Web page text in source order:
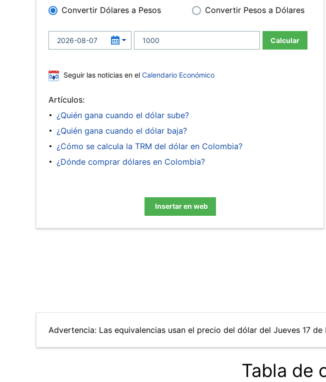
Convertir Dólares a Pesos Convertir Pesos a Dólares
Calcular
Seguir las noticias en el Calendario Económico
Artículos:
¿Quién gana cuando el dólar sube?
¿Quién gana cuando el dólar baja?
¿Cómo se calcula la TRM del dólar en Colombia?
¿Dónde comprar dólares en Colombia?
Insertar en web
Advertencia: Las equivalencias usan el precio del dólar del Jueves 17
Tabla de